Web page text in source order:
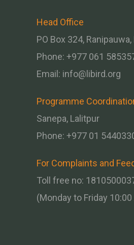
Head Office
PO Box 324,
Phone: +977 061
Email: info@libird.org
Programme
Sanepa, Lalitpur
Phone: +977 01
For Complaints and
Toll free no:
(Monday to Friday